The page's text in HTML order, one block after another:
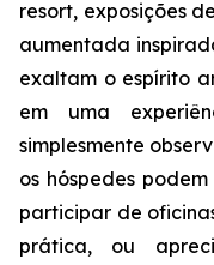
resort, exposições
aumentada
exaltam o espírito
em uma
simplesmente
os hóspedes
participar de
prática, ou